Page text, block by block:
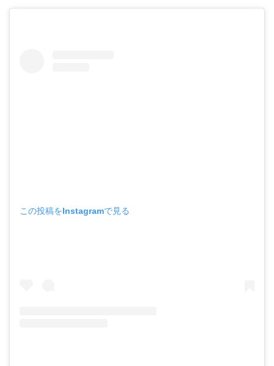
この投稿をInstagramで見る